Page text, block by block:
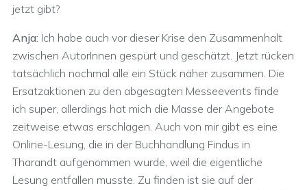
jetzt gibt?
Anja: Ich habe auch vor dieser Krise den Zusammenhalt
zwischen AutorInnen gespürt und geschätzt. Jetzt rücken
tatsächlich nochmal alle ein Stück näher zusammen. Die
Ersatzaktionen zu den abgesagten Messeevents finde
ich super, allerdings hat mich die Masse der Angebote
zeitweise etwas erschlagen. Auch von mir gibt es eine
Online-Lesung, die in der Buchhandlung Findus in
Tharandt aufgenommen wurde, weil die eigentliche
Lesung entfallen musste. Zu finden ist sie auf der